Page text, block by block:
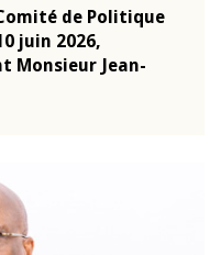
Politique
Jean-
Allocution
prononcée